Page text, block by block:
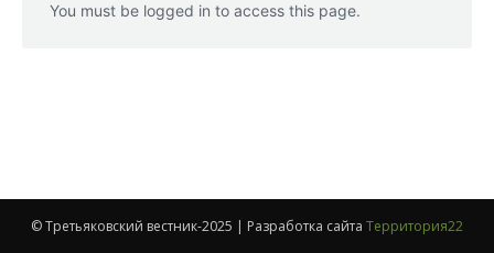
You must be logged in to access this page.
© Третьяковский вестник-2025 | Разработка сайта Территория22